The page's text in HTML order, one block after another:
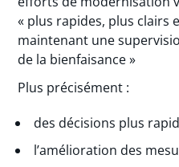
« plus rapides, plus clairs
maintenant une
de la bienfaisance »
Plus précisément :
des décisions plus
l’amélioration des